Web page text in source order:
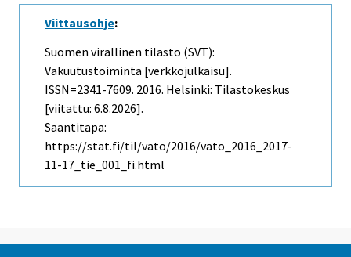
Viittausohje:
Suomen virallinen tilasto (SVT):
Vakuutustoiminta [verkkojulkaisu].
ISSN=2341-7609. 2016. Helsinki: Tilastokeskus
[viitattu: 6.8.2026].
Saantitapa:
https://stat.fi/til/vato/2016/vato_2016_2017-
11-17_tie_001_fi.html